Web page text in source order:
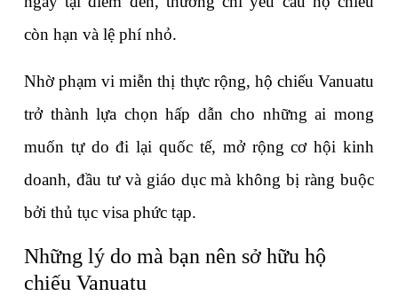
còn hạn và lệ phí nhỏ.
Nhờ phạm vi miễn thị thực rộng, hộ chiếu Vanuatu
trở thành lựa chọn hấp dẫn cho những ai mong
muốn tự do đi lại quốc tế, mở rộng cơ hội kinh
doanh, đầu tư và giáo dục mà không bị ràng buộc
bởi thủ tục visa phức tạp.
Những lý do mà bạn nên sở hữu hộ
chiếu Vanuatu